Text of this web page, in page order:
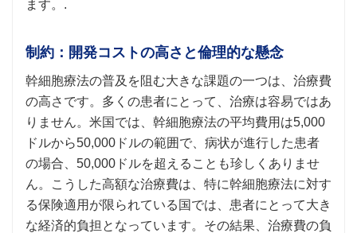
ます。.
制約：開発コストの高さと倫理的な懸念
幹細胞療法の普及を阻む大きな課題の一つは、治療費
の高さです。多くの患者にとって、治療は容易ではあ
りません。米国では、幹細胞療法の平均費用は5,000
ドルから50,000ドルの範囲で、病状が進行した患者
の場合、50,000ドルを超えることも珍しくありませ
ん。こうした高額な治療費は、特に幹細胞療法に対す
る保険適用が限られている国では、患者にとって大き
な経済的負担となっています。その結果、治療費の負